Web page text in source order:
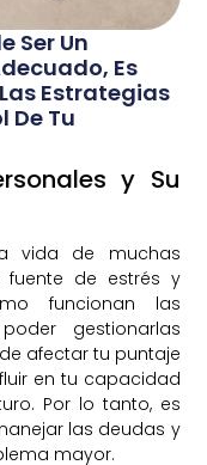
Ser Un
Es
Estrategias
De Tu
y Su
vida de muchas
fuente de estrés y
funcionan las
gestionarlas
afectar tu puntaje
en tu capacidad
Por lo tanto, es
las deudas y
mayor.